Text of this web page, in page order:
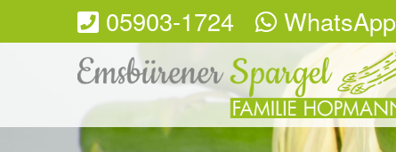
05903-1724 WhatsApp